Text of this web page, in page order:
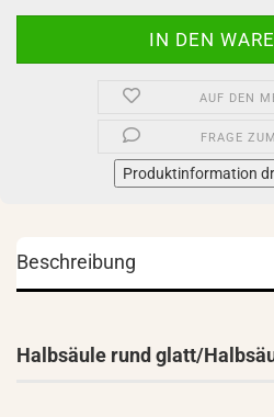
AUF DEN
FRAGE
Produktinformation
Beschreibung
Halbsäule rund glatt/